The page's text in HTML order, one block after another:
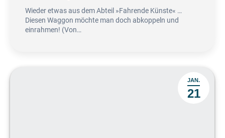
Wieder etwas aus dem Abteil »Fahrende Künste« …
Diesen Waggon möchte man doch abkoppeln und
einrahmen! (Von…
JAN.
21